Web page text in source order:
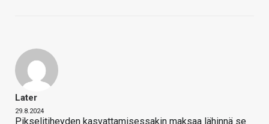
Later
29.8.2024
Pikselitiheyden kasvattamisessakin maksaa lähinnä se